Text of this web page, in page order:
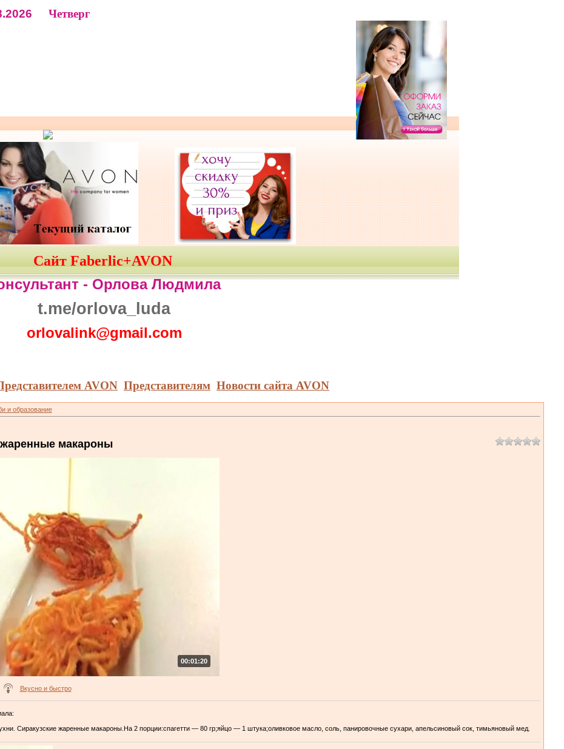
Четверг
Сайт Faberlic+AVON
-Орлова Людмила
t.me/orlova_luda
orlovalink@gmail.com
AVON Представителям Новости сайта AVON
и образование
жаренные макароны
00:01:20
Вкусно и быстро
:
Сиракузские жаренные макароны.На 2 порции:спагетти — 80 гр;яйцо — 1 штука;оливковое масло, соль, панировочные сухари, апельсиновый сок, тимьяновый мед.